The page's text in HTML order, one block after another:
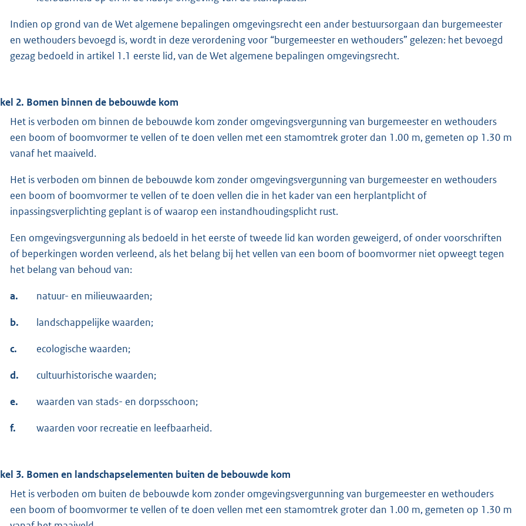
Indien op grond van de Wet algemene bepalingen omgevingsrecht een ander bestuursorgaan dan burgemeester
en wethouders bevoegd is, wordt in deze verordening voor “burgemeester en wethouders” gelezen: het bevoegd
gezag bedoeld in artikel 1.1 eerste lid, van de Wet algemene bepalingen omgevingsrecht.
2. Bomen binnen de bebouwde kom
Het is verboden om binnen de bebouwde kom zonder omgevingsvergunning van burgemeester en wethouders
een boom of boomvormer te vellen of te doen vellen met een stamomtrek groter dan 1.00 m, gemeten op 1.30 m
vanaf het maaiveld.
Het is verboden om binnen de bebouwde kom zonder omgevingsvergunning van burgemeester en wethouders
een boom of boomvormer te vellen of te doen vellen die in het kader van een herplantplicht of
inpassingsverplichting geplant is of waarop een instandhoudingsplicht rust.
Een omgevingsvergunning als bedoeld in het eerste of tweede lid kan worden geweigerd, of onder voorschriften
of beperkingen worden verleend, als het belang bij het vellen van een boom of boomvormer niet opweegt tegen
het belang van behoud van:
a. natuur- en milieuwaarden;
b. landschappelijke waarden;
c. ecologische waarden;
d. cultuurhistorische waarden;
e. waarden van stads- en dorpsschoon;
f. waarden voor recreatie en leefbaarheid.
3. Bomen en landschapselementen buiten de bebouwde kom
Het is verboden om buiten de bebouwde kom zonder omgevingsvergunning van burgemeester en wethouders
een boom of boomvormer te vellen of te doen vellen met een stamomtrek groter dan 1.00 m, gemeten op 1.30 m